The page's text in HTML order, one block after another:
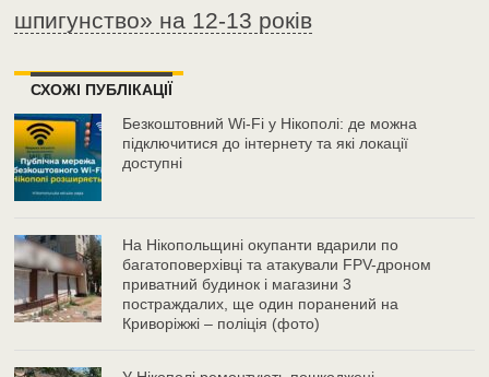
шпигунство» на 12-13 років
СХОЖІ ПУБЛІКАЦІЇ
Безкоштовний Wi-Fi у Нікополі: де можна
підключитися до інтернету та які локації
доступні
На Нікопольщині окупанти вдарили по
багатоповерхівці та атакували FPV-дроном
приватний будинок і магазини 3
постраждалих, ще один поранений на
Криворіжжі – поліція (фото)